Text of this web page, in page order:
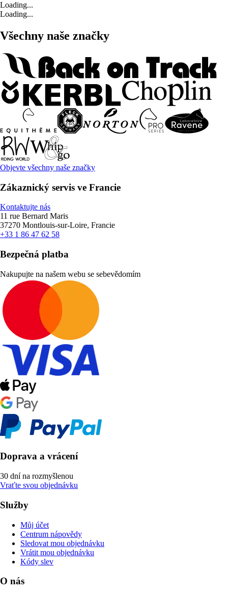
Loading...
Loading...
Všechny naše značky
Objevte všechny naše značky
Zákaznický servis ve Francie
Kontaktujte nás
11 rue Bernard Maris
37270 Montlouis-sur-Loire, Francie
+33 1 86 47 62 58
Bezpečná platba
Nakupujte na našem webu se sebevědomím
Doprava a vrácení
30 dní na rozmyšlenou
Vraťte svou objednávku
Služby
Můj účet
Centrum nápovědy
Sledovat mou objednávku
Vrátit mou objednávku
Kódy slev
O nás